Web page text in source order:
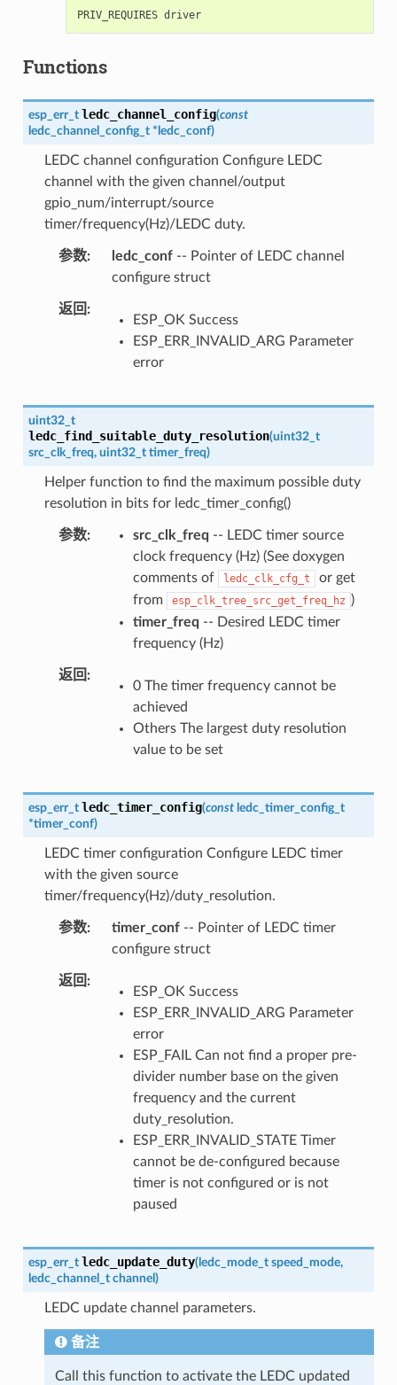
PRIV_REQUIRES driver
Functions
esp_err_t ledc_channel_config(const
ledc_channel_config_t * ledc_conf)
LEDC channel configuration Configure LEDC
channel with the given channel/output
gpio_num/interrupt/source
timer/frequency(Hz)/LEDC duty.
参数 ledc_conf-- Pointer of LEDC channel
configure struct
返回
ESP_OK Success
ESP_ERR_INVALID_ARG Parameter
error
uint32_t
ledc_find_suitable_duty_resolution(uint32_t
src_clk_freq, uint32_t timer_freq)
Helper function to find the maximum possible duty
resolution in bits for ledc_timer_config()
参数 src_clk_freq -- LEDC timer source
clock frequency (Hz) (See doxygen
comments of
ledc_clk_cfg_t
or get
from
esp_clk_tree_src_get_freq_hz )
timer_freq -- Desired LEDC timer
frequency (Hz)
返回
0 The timer frequency cannot be
achieved
Others The largest duty resolution
value to be set
esp_err_t ledc_timer_config(const ledc_timer_config_t
*timer_conf)
LEDC timer configuration Configure LEDC timer
with the given source
timer/frequency(Hz)/duty_resolution.
参数 timer_conf-- Pointer of LEDC timer
configure struct
返回
ESP_OK Success
ESP_ERR_INVALID_ARG Parameter
error
ESP_FAIL Can not find a proper pre-
divider number base on the given
frequency and the current
duty_resolution.
ESP_ERR_INVALID_STATE Timer
cannot be de-configured because
timer is not configured or is not
paused
esp_err_t ledc_update_duty(ledc_mode_t speed_mode,
ledc_channel_t channel )
LEDC update channel parameters.
备注
Call this function to activate the LEDC updated